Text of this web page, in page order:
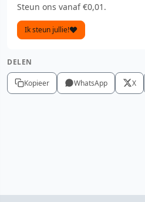
Steun ons vanaf €0,01.
Ik steun jullie!
DELEN
Kopieer WhatsApp X